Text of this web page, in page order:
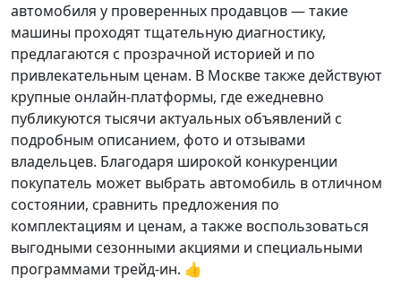
автомобиля у проверенных продавцов — такие
машины проходят тщательную диагностику,
предлагаются с прозрачной историей и по
привлекательным ценам. В Москве также действуют
крупные онлайн-платформы, где ежедневно
публикуются тысячи актуальных объявлений с
подробным описанием, фото и отзывами
владельцев. Благодаря широкой конкуренции
покупатель может выбрать автомобиль в отличном
состоянии, сравнить предложения по
комплектациям и ценам, а также воспользоваться
выгодными сезонными акциями и специальными
программами трейд-ин. 👍